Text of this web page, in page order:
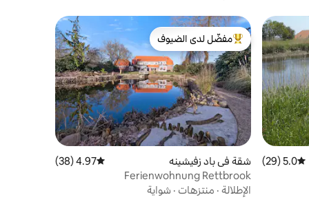
متوسط التقييم 5.0 من 5، 29 مراجعات
5.0 (29)
من أبرز البيوت المفضّلة لدى الضيوف
مفضّل لدى الضيوف
شقة في باد زفيشينه متوسط التقييم 4.97 من 5، 38 مراجعات
4.97 (38)
Ferienwohnung Rettbrook
الإطلالة · منتزهات · شواية